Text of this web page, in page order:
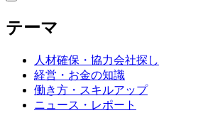
テーマ
人材確保・協力会社探し
経営・お金の知識
働き方・スキルアップ
ニュース・レポート